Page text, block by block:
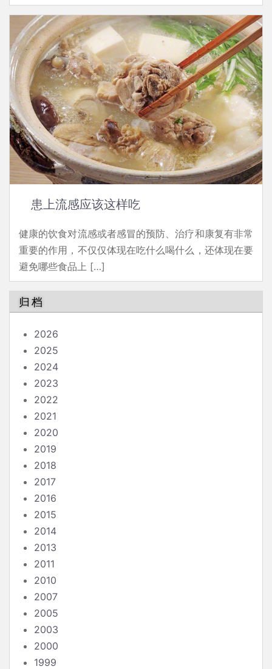
患上流感应该这样吃
健康的饮食对流感或者感冒的预防、治疗和康复有非常
重要的作用，不仅仅体现在吃什么喝什么，还体现在要
避免哪些食品上 […]
归档
2026
2025
2024
2023
2022
2021
2020
2019
2018
2017
2016
2015
2014
2013
2011
2010
2007
2005
2003
2000
1999